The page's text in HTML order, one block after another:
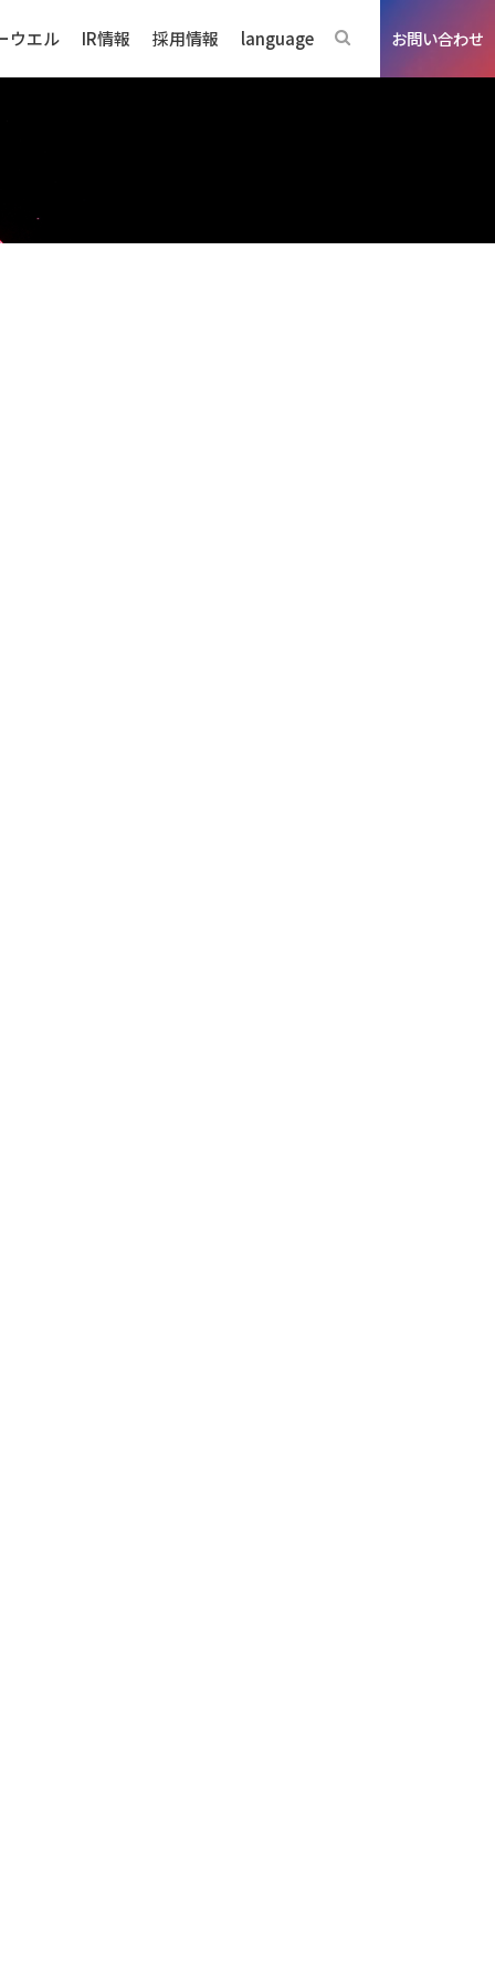
ウエル IR情報 採用情報 language お問い合わせ